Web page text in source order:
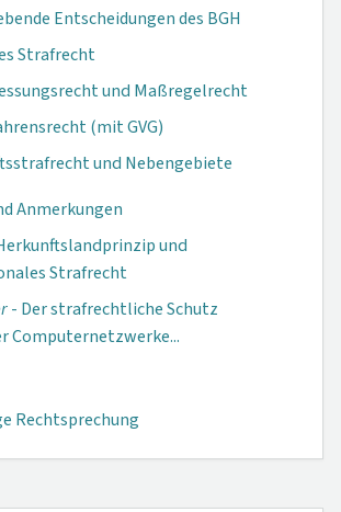
Entscheidungen des BGH
Strafrecht
und Maßregelrecht
(mit GVG)
und Nebengebiete
Anmerkungen
und
Strafrecht
- Der strafrechtliche Schutz
Computernetz­werke...
Rechtsprechung